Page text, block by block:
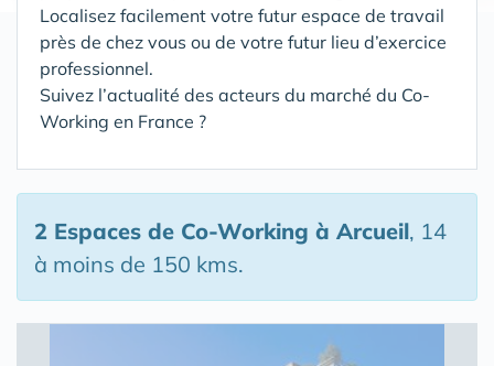
Localisez facilement votre futur espace de travail
près de chez vous ou de votre futur lieu d’exercice
professionnel.
Suivez l’actualité des acteurs du marché du Co-
Working en France ?
2 Espaces de Co-Working à Arcueil, 14
à moins de 150 kms.